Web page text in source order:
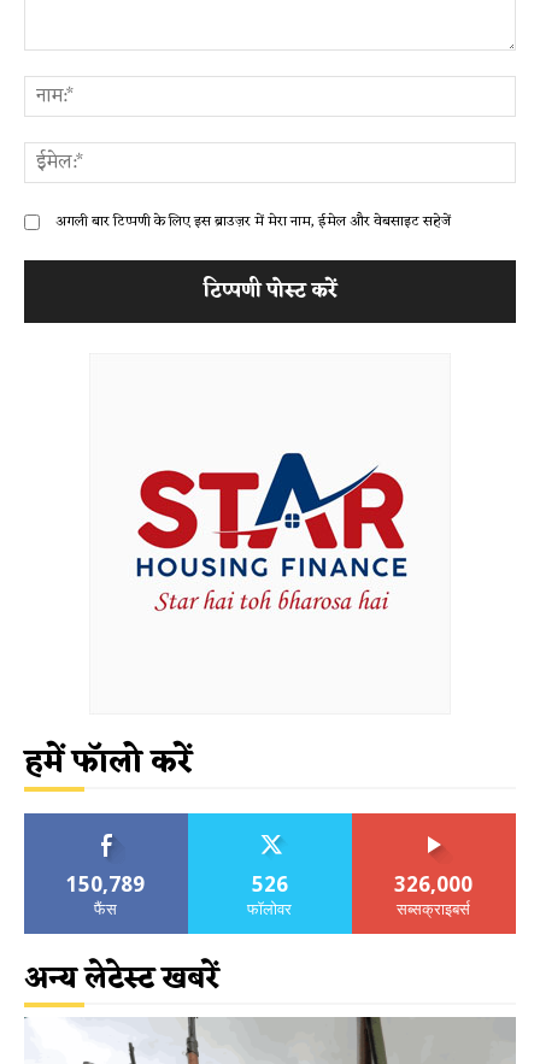
अगली बार टिप्पणी के लिए इस ब्राउज़र में मेरा नाम, ईमेल और वेबसाइट सहेजें
हमें फॉलो करें
150,789
फैंस
526
फॉलोवर
326,000
सब्सक्राइबर्स
अन्य लेटेस्ट खबरें